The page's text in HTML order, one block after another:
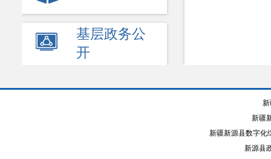
乡村振兴
权责清单
财政公开
基层政务公
开
新疆
新疆新源县数字化
新源县